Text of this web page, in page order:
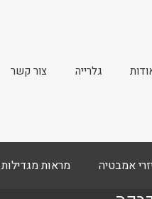
גלרייה צור קשר
אמבטיה מראות מגדילות